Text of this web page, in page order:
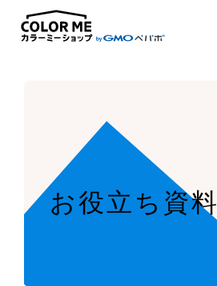
お役立ち資料